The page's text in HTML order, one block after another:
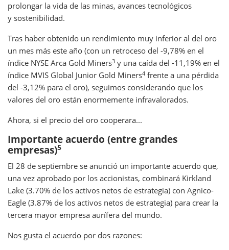
prolongar la vida de las minas, avances tecnológicos
y sostenibilidad.
Tras haber obtenido un rendimiento muy inferior al del oro
un mes más este año (con un retroceso del -9,78% en el
índice NYSE Arca Gold Miners3 y una caída del -11,19% en el
índice MVIS Global Junior Gold Miners4 frente a una pérdida
del -3,12% para el oro), seguimos considerando que los
valores del oro están enormemente infravalorados.
Ahora, si el precio del oro cooperara...
Importante acuerdo (entre grandes
empresas)5
El 28 de septiembre se anunció un importante acuerdo que,
una vez aprobado por los accionistas, combinará Kirkland
Lake (3.70% de los activos netos de estrategia) con Agnico-
Eagle (3.87% de los activos netos de estrategia) para crear la
tercera mayor empresa aurífera del mundo.
Nos gusta el acuerdo por dos razones: